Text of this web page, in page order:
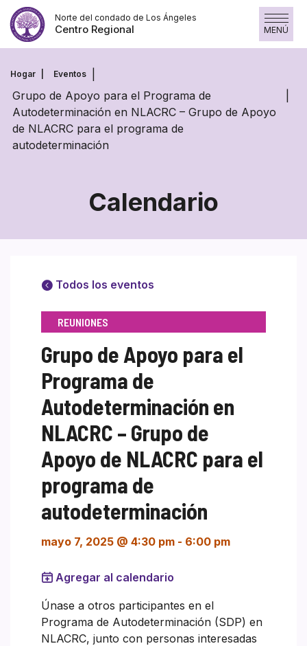
Skip
to
content
Norte del condado de Los Ángeles
Centro Regional MENÚ
Hogar Eventos
Grupo de Apoyo para el Programa de
Autodeterminación en NLACRC – Grupo de Apoyo
de NLACRC para el programa de
autodeterminación
Calendario
Todos los eventos
REUNIONES
Grupo de Apoyo para el
Programa de
Autodeterminación en
NLACRC – Grupo de
Apoyo de NLACRC para el
programa de
autodeterminación
mayo 7, 2025 @ 4:30 pm - 6:00 pm
Agregar al calendario
Únase a otros participantes en el
Programa de Autodeterminación (SDP) en
NLACRC, junto con personas interesadas